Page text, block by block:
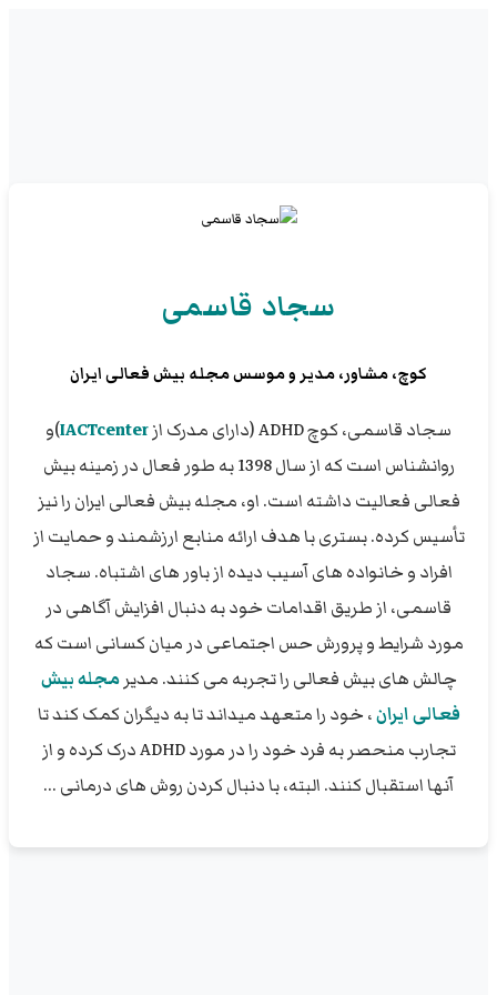
سجاد قاسمی
کوچ، مشاور، مدیر و موسس مجله بیش فعالی ایران
سجاد قاسمی، کوچ ADHD (دارای مدرک از IACTcenter)و
روانشناس است که از سال 1398 به طور فعال در زمینه بیش
فعالی فعالیت داشته است. او، مجله بیش فعالی ایران را نیز
تأسیس کرده. بستری با هدف ارائه منابع ارزشمند و حمایت از
افراد و خانواده های آسیب دیده از باور های اشتباه. سجاد
قاسمی، از طریق اقدامات خود به دنبال افزایش آگاهی در
مورد شرایط و پرورش حس اجتماعی در میان کسانی است که
چالش های بیش فعالی را تجربه می کنند. مدیرمجله بیش
فعالی ایران، خود را متعهد میداند تا به دیگران کمک کند تا
تجارب منحصر به فرد خود را در مورد ADHD درک کرده و از
آنها استقبال کنند. البته، با دنبال کردن روش های درمانی ...